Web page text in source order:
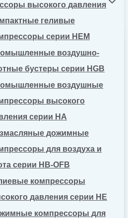
высокого давления
геливые
серии HEM
воздушно-
бустеры серии HGB
воздушные
высокого
серии HA
дожимные
для воздуха и
серии HB-OFB
компрессоры
давления серии HE
компрессоры для